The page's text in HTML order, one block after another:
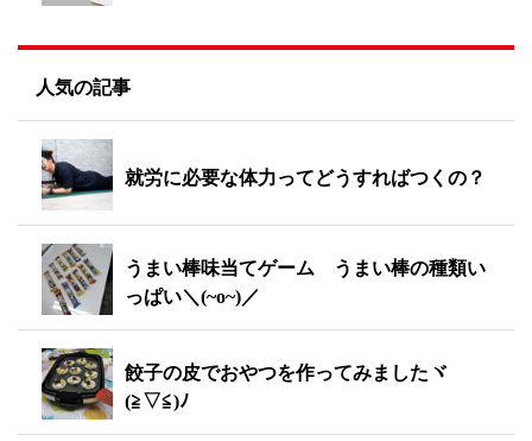
人気の記事
就労に必要な体力ってどうすればつくの？
うまい棒味当てゲーム うまい棒の種類い
っぱい＼(~o~)／
餃子の皮でおやつを作ってみましたヾ
(≧▽≦)ﾉ